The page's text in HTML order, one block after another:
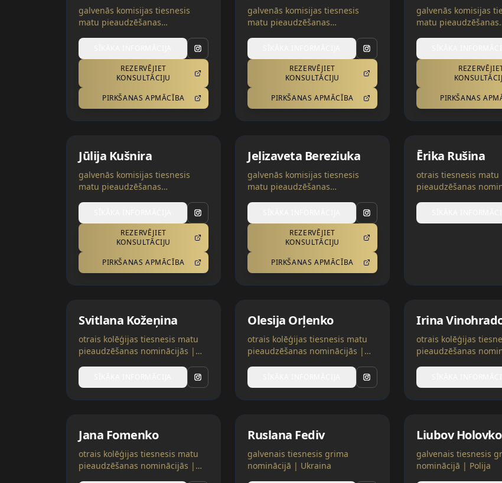
galvenās komisijas tiesnesis
matu pieaudzēšanas
REZERVĒJIET
KONSULTĀCIJU
PIRKŠANAS APMĀCĪBA
galvenās komisijas tiesnesis
matu pieaudzēšanas
REZERVĒJIET
KONSULTĀCIJU
PIRKŠANAS APMĀCĪBA
galvenās komisijas
matu pieaudzēšanas
PIRKŠANAS
Jūlija Kušnira
galvenās komisijas tiesnesis
matu pieaudzēšanas
REZERVĒJIET
KONSULTĀCIJU
PIRKŠANAS APMĀCĪBA
Jeļizaveta Bereziuka
galvenās komisijas tiesnesis
matu pieaudzēšanas
REZERVĒJIET
KONSULTĀCIJU
PIRKŠANAS APMĀCĪBA
Ērika Rušina
otrais tiesnesis matu
pieaudzēšanas
Svitlana Kožeņina
otrais kolēģijas tiesnesis matu
pieaudzēšanas nominācijās |
Olesija Orļenko
otrais kolēģijas tiesnesis matu
pieaudzēšanas nominācijās |
Irina
otrais kolēģijas
pieaudzēšanas
Jana Fomenko
otrais kolēģijas tiesnesis matu
pieaudzēšanas nominācijās |
Ruslana Fediv
galvenais tiesnesis grima
nominācijā | Ukraina
Liubov Holovko
galvenais tiesnesis
nominācijā | Polija